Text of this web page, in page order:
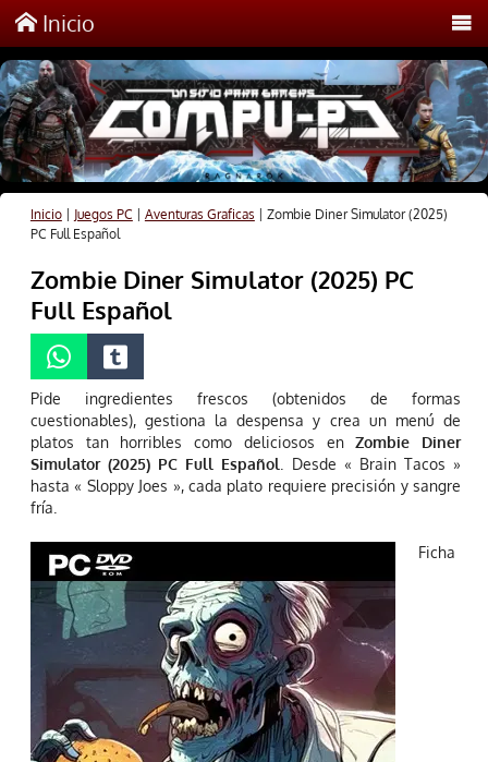
Inicio
Inicio| Juegos PC Aventuras Graficas
Zombie Diner Simulator (2025)
PC Full Español
Zombie Diner Simulator (2025) PC
Full Español
Pide ingredientes frescos (obtenidos de formas
cuestionables), gestiona la despensa y crea un menú de
platos tan horribles como deliciosos enZombie Diner
Simulator (2025) PC Full Español. Desde « Brain Tacos »
hasta « Sloppy Joes », cada plato requiere precisión y sangre
fría.
Ficha